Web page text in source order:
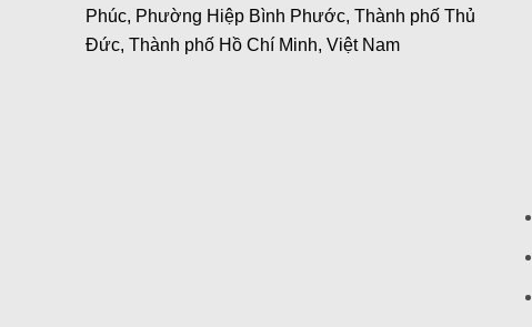
Phúc, Phường Hiệp Bình Phước, Thành phố Thủ
Đức, Thành phố Hồ Chí Minh, Việt Nam